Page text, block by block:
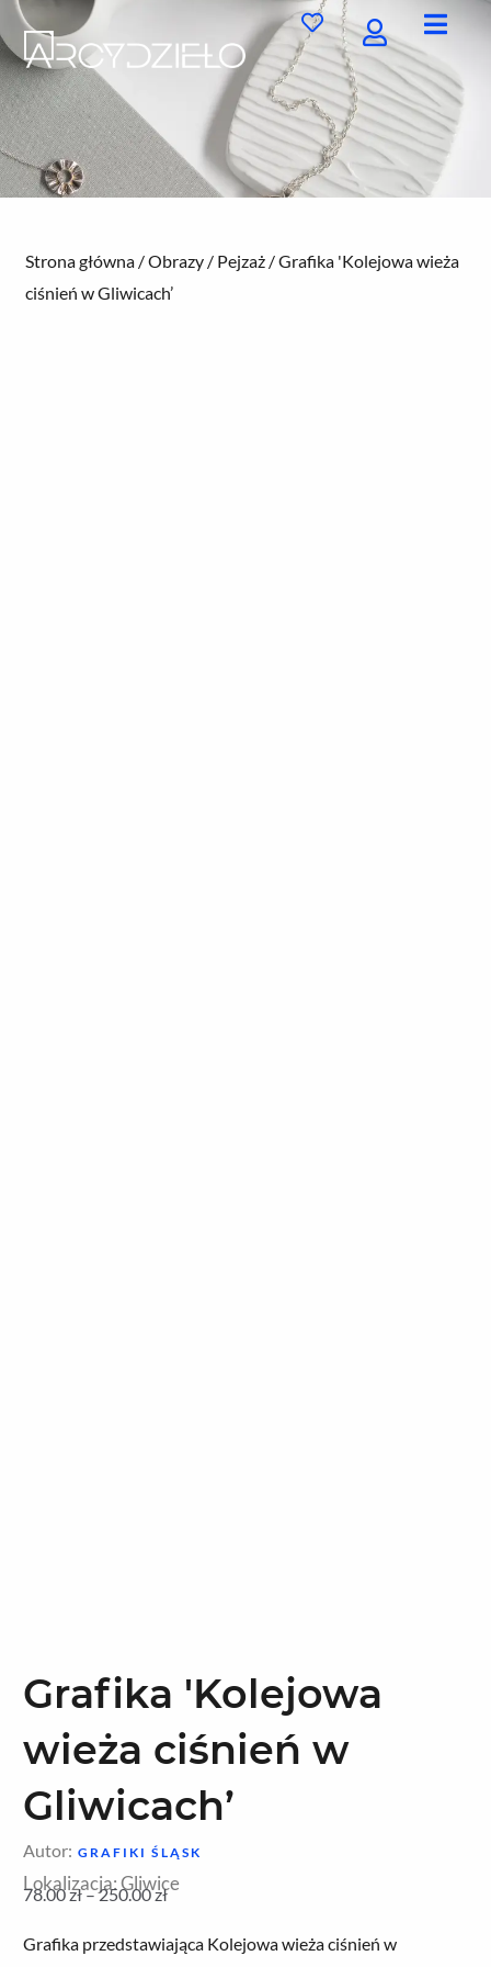
Przejdź
do
treści
Strona główna /Obrazy / Pejzaż / Grafika 'Kolejowa wieża
ciśnień w Gliwicach’
Grafika 'Kolejowa
wieża ciśnień w
Gliwicach’
Autor: GRAFIKI ŚLĄSK
Lokalizacja: Gliwice
78.00zł–250.00zł
cen:
Grafika przedstawiająca Kolejowa wieża ciśnień w